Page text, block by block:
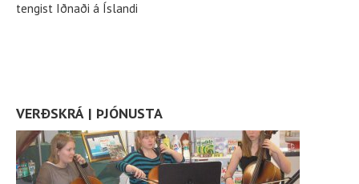
tengist Iðnaði á Íslandi
VERÐSKRÁ | ÞJÓNUSTA